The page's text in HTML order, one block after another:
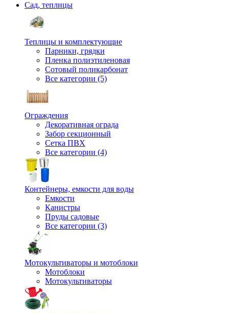
Сад, теплицы
Теплицы и комплектующие
Парники, грядки
Пленка полиэтиленовая
Сотовый поликарбонат
Все категории (5)
Ограждения
Декоративная ограда
Забор секционный
Сетка ПВХ
Все категории (4)
Контейнеры, емкости для воды
Емкости
Канистры
Пруды садовые
Все категории (3)
Мотокультиваторы и мотоблоки
Мотоблоки
Мотокультиваторы